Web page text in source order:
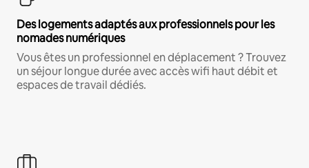
Des logements adaptés aux professionnels pour les
nomades numériques
Vous êtes un professionnel en déplacement ? Trouvez
un séjour longue durée avec accès wifi haut débit et
espaces de travail dédiés.